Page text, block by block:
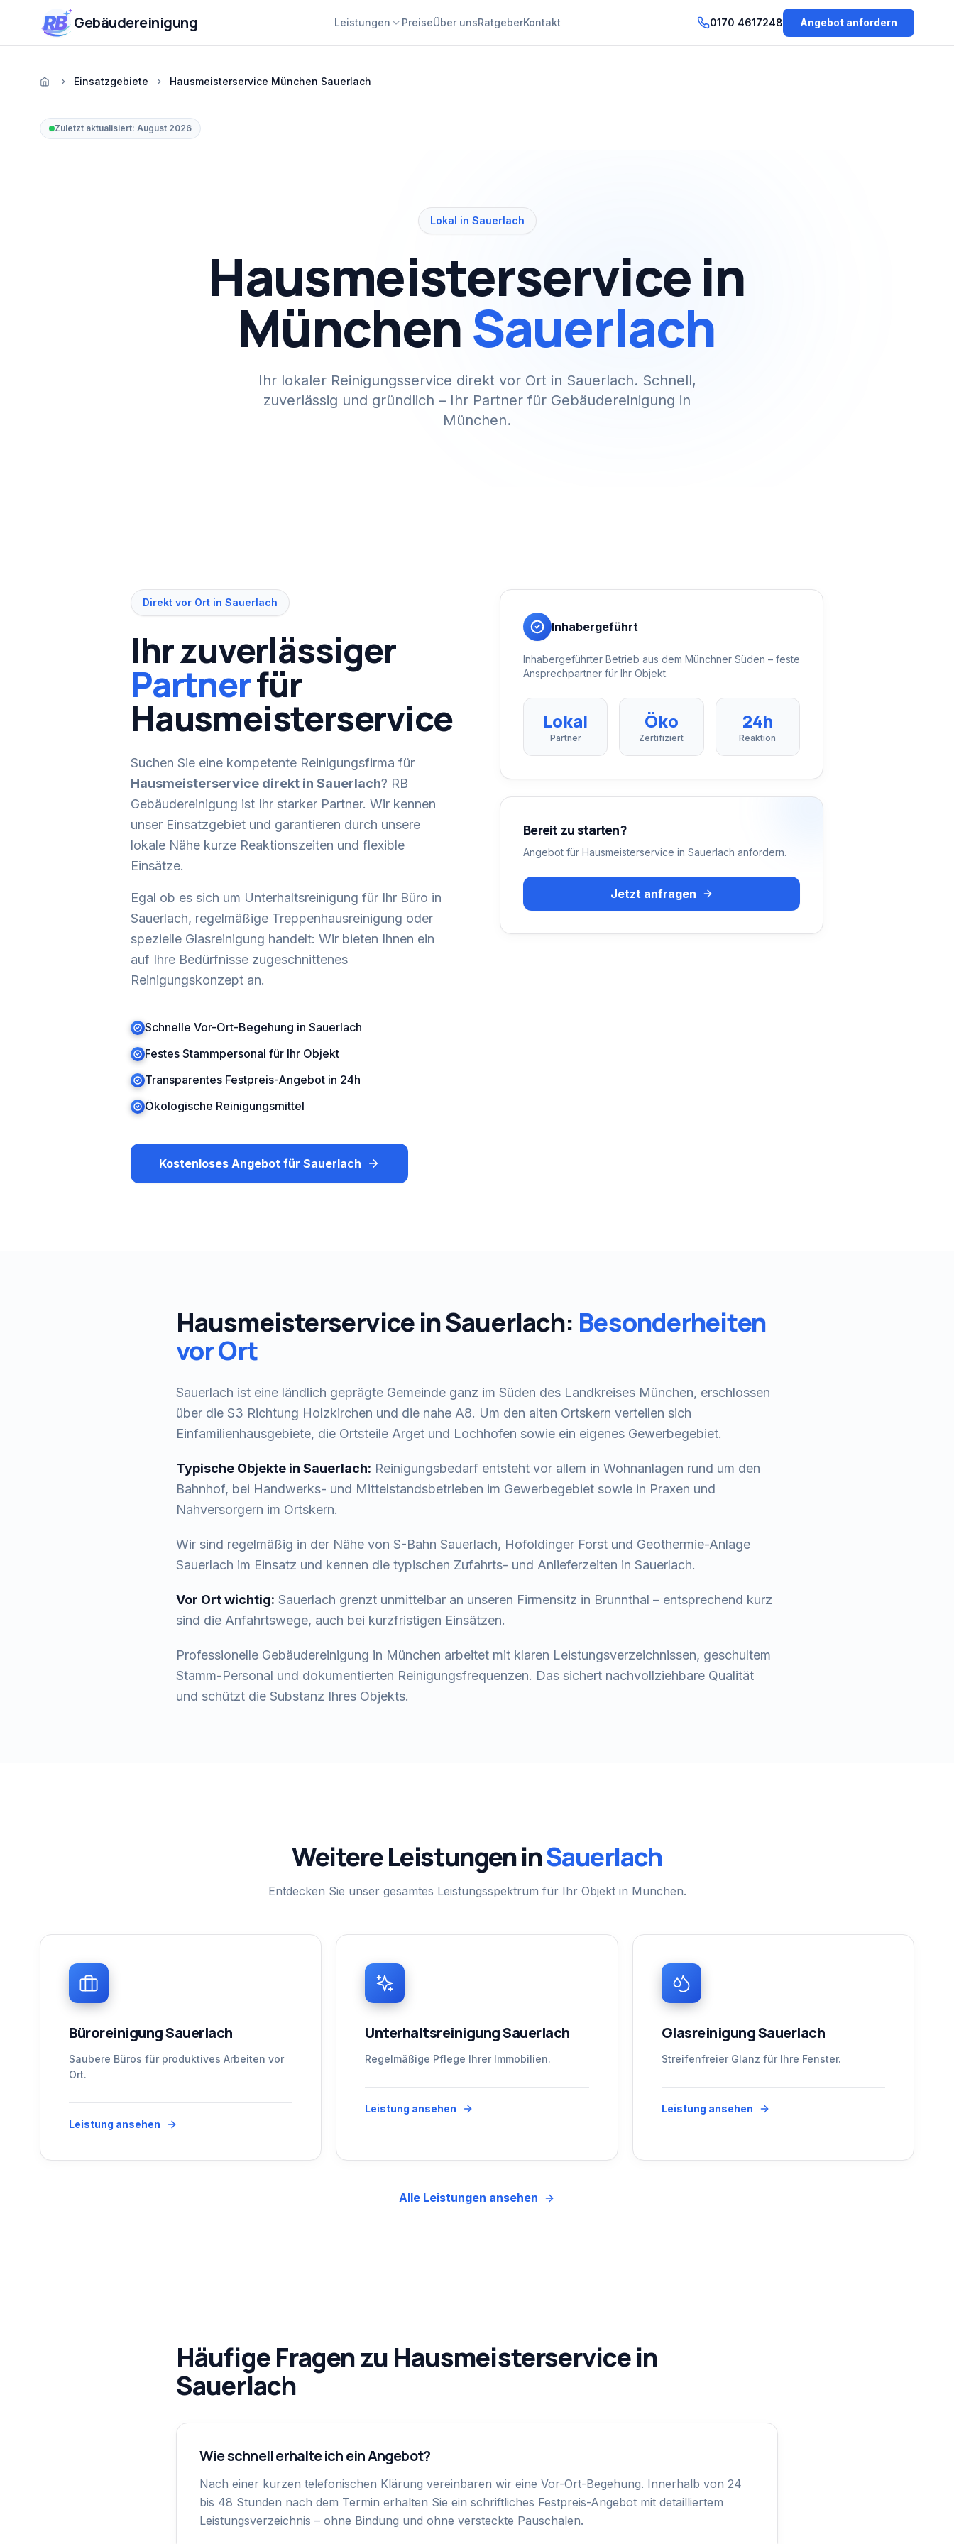
Zum Inhalt springen
RB Gebäudereinigung Leistungen PreiseÜber unsRatgeberKontakt 0170 4617248 Angebot anfordern
StartseiteEinsatzgebiete Hausmeisterservice München Sauerlach
Zuletzt aktualisiert: August 2026
Lokal in Sauerlach
Hausmeisterservicein
MünchenSauerlach
Ihr lokaler Reinigungsservice direkt vor Ort in Sauerlach. Schnell,
zuverlässig und gründlich – Ihr Partner für Gebäudereinigung in
München.
Direkt vor Ort in Sauerlach
Ihr zuverlässiger
Partnerfür
Hausmeisterservice
Suchen Sie eine kompetente Reinigungsfirma für
Hausmeisterservice direkt in Sauerlach? RB
Gebäudereinigung ist Ihr starker Partner. Wir kennen
unser Einsatzgebiet und garantieren durch unsere
lokale Nähe kurze Reaktionszeiten und flexible
Einsätze.
Egal ob es sich um Unterhaltsreinigung für Ihr Büro in
Sauerlach, regelmäßige Treppenhausreinigung oder
spezielle Glasreinigung handelt: Wir bieten Ihnen ein
auf Ihre Bedürfnisse zugeschnittenes
Reinigungskonzept an.
Schnelle Vor-Ort-Begehung in Sauerlach
Festes Stammpersonal für Ihr Objekt
Transparentes Festpreis-Angebot in 24h
Ökologische Reinigungsmittel
Kostenloses Angebot für Sauerlach
Inhabergeführt
Inhabergeführter Betrieb aus dem Münchner Süden – feste
Ansprechpartner für Ihr Objekt.
Lokal
Partner
Öko
Zertifiziert
24h
Reaktion
Bereit zu starten?
Angebot für Hausmeisterservice in Sauerlach anfordern.
Jetzt anfragen
HausmeisterserviceinSauerlach: Besonderheiten
vor Ort
Sauerlach ist eine ländlich geprägte Gemeinde ganz im Süden des Landkreises München, erschlossen
über die S3 Richtung Holzkirchen und die nahe A8. Um den alten Ortskern verteilen sich
Einfamilienhausgebiete, die Ortsteile Arget und Lochhofen sowie ein eigenes Gewerbegebiet.
Typische Objekte in Sauerlach: Reinigungsbedarf entsteht vor allem in Wohnanlagen rund um den
Bahnhof, bei Handwerks- und Mittelstandsbetrieben im Gewerbegebiet sowie in Praxen und
Nahversorgern im Ortskern.
Wir sind regelmäßig in der Nähe von S-Bahn Sauerlach, Hofoldinger Forst und Geothermie-Anlage
Sauerlach im Einsatz und kennen die typischen Zufahrts- und Anlieferzeiten in Sauerlach.
Vor Ort wichtig: Sauerlach grenzt unmittelbar an unseren Firmensitz in Brunnthal – entsprechend kurz
sind die Anfahrtswege, auch bei kurzfristigen Einsätzen.
Professionelle Gebäudereinigung in München arbeitet mit klaren Leistungsverzeichnissen, geschultem
Stamm-Personal und dokumentierten Reinigungsfrequenzen. Das sichert nachvollziehbare Qualität
und schützt die Substanz Ihres Objekts.
Weitere Leistungen inSauerlach
Entdecken Sie unser gesamtes Leistungsspektrum für Ihr Objekt in München.
Büroreinigung Sauerlach
Saubere Büros für produktives Arbeiten vor
Ort.
Leistung ansehen
Unterhaltsreinigung Sauerlach
Regelmäßige Pflege Ihrer Immobilien.
Leistung ansehen
Glasreinigung Sauerlach
Streifenfreier Glanz für Ihre Fenster.
Leistung ansehen
Alle Leistungen ansehen
Häufige Fragen zu Hausmeisterservicein
Sauerlach
Wie schnell erhalte ich ein Angebot?
Nach einer kurzen telefonischen Klärung vereinbaren wir eine Vor-Ort-Begehung. Innerhalb von 24
bis 48 Stunden nach dem Termin erhalten Sie ein schriftliches Festpreis-Angebot mit detailliertem
Leistungsverzeichnis – ohne Bindung und ohne versteckte Pauschalen.